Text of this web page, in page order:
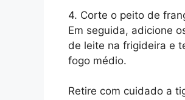
4. Corte o peito de
Em seguida, adicione
de leite na frigideira e
fogo médio.
Retire com cuidado a